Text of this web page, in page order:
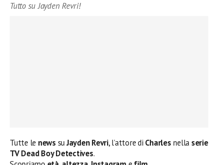
Tutto su Jayden Revri!
Tutte le news suJayden Revri, l’attore di Charles nella serie
TV Dead Boy Detectives.